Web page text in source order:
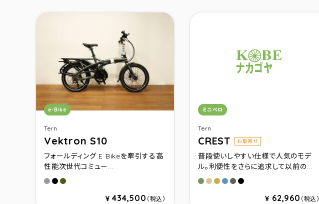
Tern
Vektron S10
カテゴリ：
e-Bike
フォールディング E Bikeを牽引する高
性能次世代コミュー...
シルバー
マットブラック
フォレスト
¥434,500 （税込）
Tern
CREST お取寄せ
カテゴリ：
ミニベロ
普段使いしやすい仕様で人気のモデ
ル。利便性をさらに追求して以前の...
マットオリーブ
マットベージュ
カーキ
プロトグレー
マットガンメタル
マットブラック
¥ 62,960 （税込）